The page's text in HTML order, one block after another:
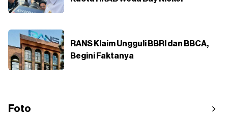
RANS Klaim Ungguli BBRI dan BBCA,
Begini Faktanya
Foto